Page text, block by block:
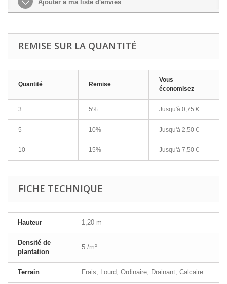
Ajouter à ma liste d'envies
REMISE SUR LA QUANTITÉ
Quantité Remise
Vous
économisez
3 5% Jusqu'à 0,75 €
5 10% Jusqu'à 2,50 €
10 15% Jusqu'à 7,50 €
FICHE TECHNIQUE
Hauteur 1,20 m
Densité de
plantation
5 /m²
Terrain Frais, Lourd, Ordinaire, Drainant, Calcaire